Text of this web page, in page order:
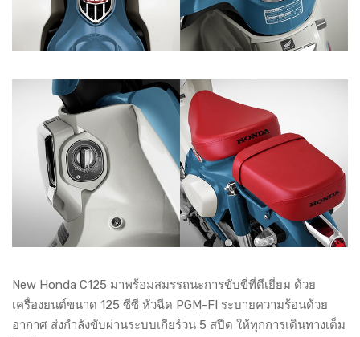
New Honda C125 มาพร้อมสมรรถนะการขับขี่ที่ดีเยี่ยม ด้วย
เครื่องยนต์ขนาด 125 ซีซี หัวฉีด PGM-FI ระบายความร้อนด้วย
อากาศ ส่งกำลังขับผ่านระบบเกียร์วน 5 สปีด ให้ทุกการเดินทางเต็ม